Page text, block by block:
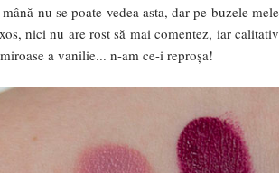
nu se poate vedea asta, dar pe buzele mele
nici nu are rost să mai comentez, iar calitativ
a vanilie... n-am ce-i reproșa!